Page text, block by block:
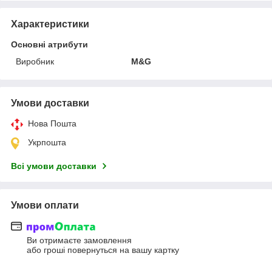
Характеристики
Основні атрибути
Виробник
M&G
Умови доставки
Нова Пошта
Укрпошта
Всі умови доставки
Умови оплати
Ви отримаєте замовлення
або гроші повернуться на вашу картку